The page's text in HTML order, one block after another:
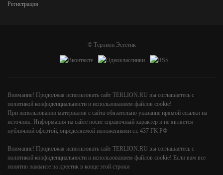
Регистрация
© Терлион Эстетик
Внимание! Продолжая использовать сайт TERLION.RU вы соглашаетесь с
политикой конфиденциальности и использованием файлов cookie!
При использовании материалов с сайта обязательно указание прямой ссылки на
источник. Информация на сайте носит справочный характер и не является
публичной офертой, определяемой положениями ст. 437 ГК РФ
Внимание! Продолжая использовать сайт TERLION.RU вы соглашаетесь с
политикой конфиденциальности и использованием файлов cookie! Если вам все
понятно нажмите на крестик в конце этой строки